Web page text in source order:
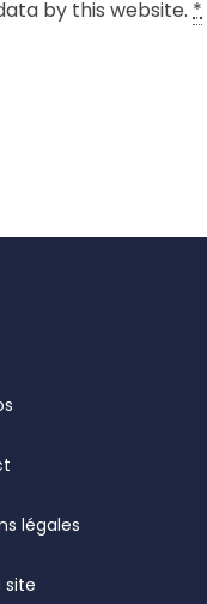
by this website. *
légales
site